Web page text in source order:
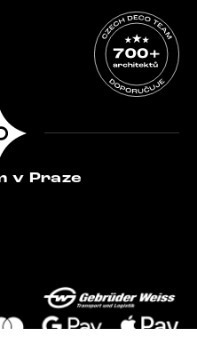
v Praze